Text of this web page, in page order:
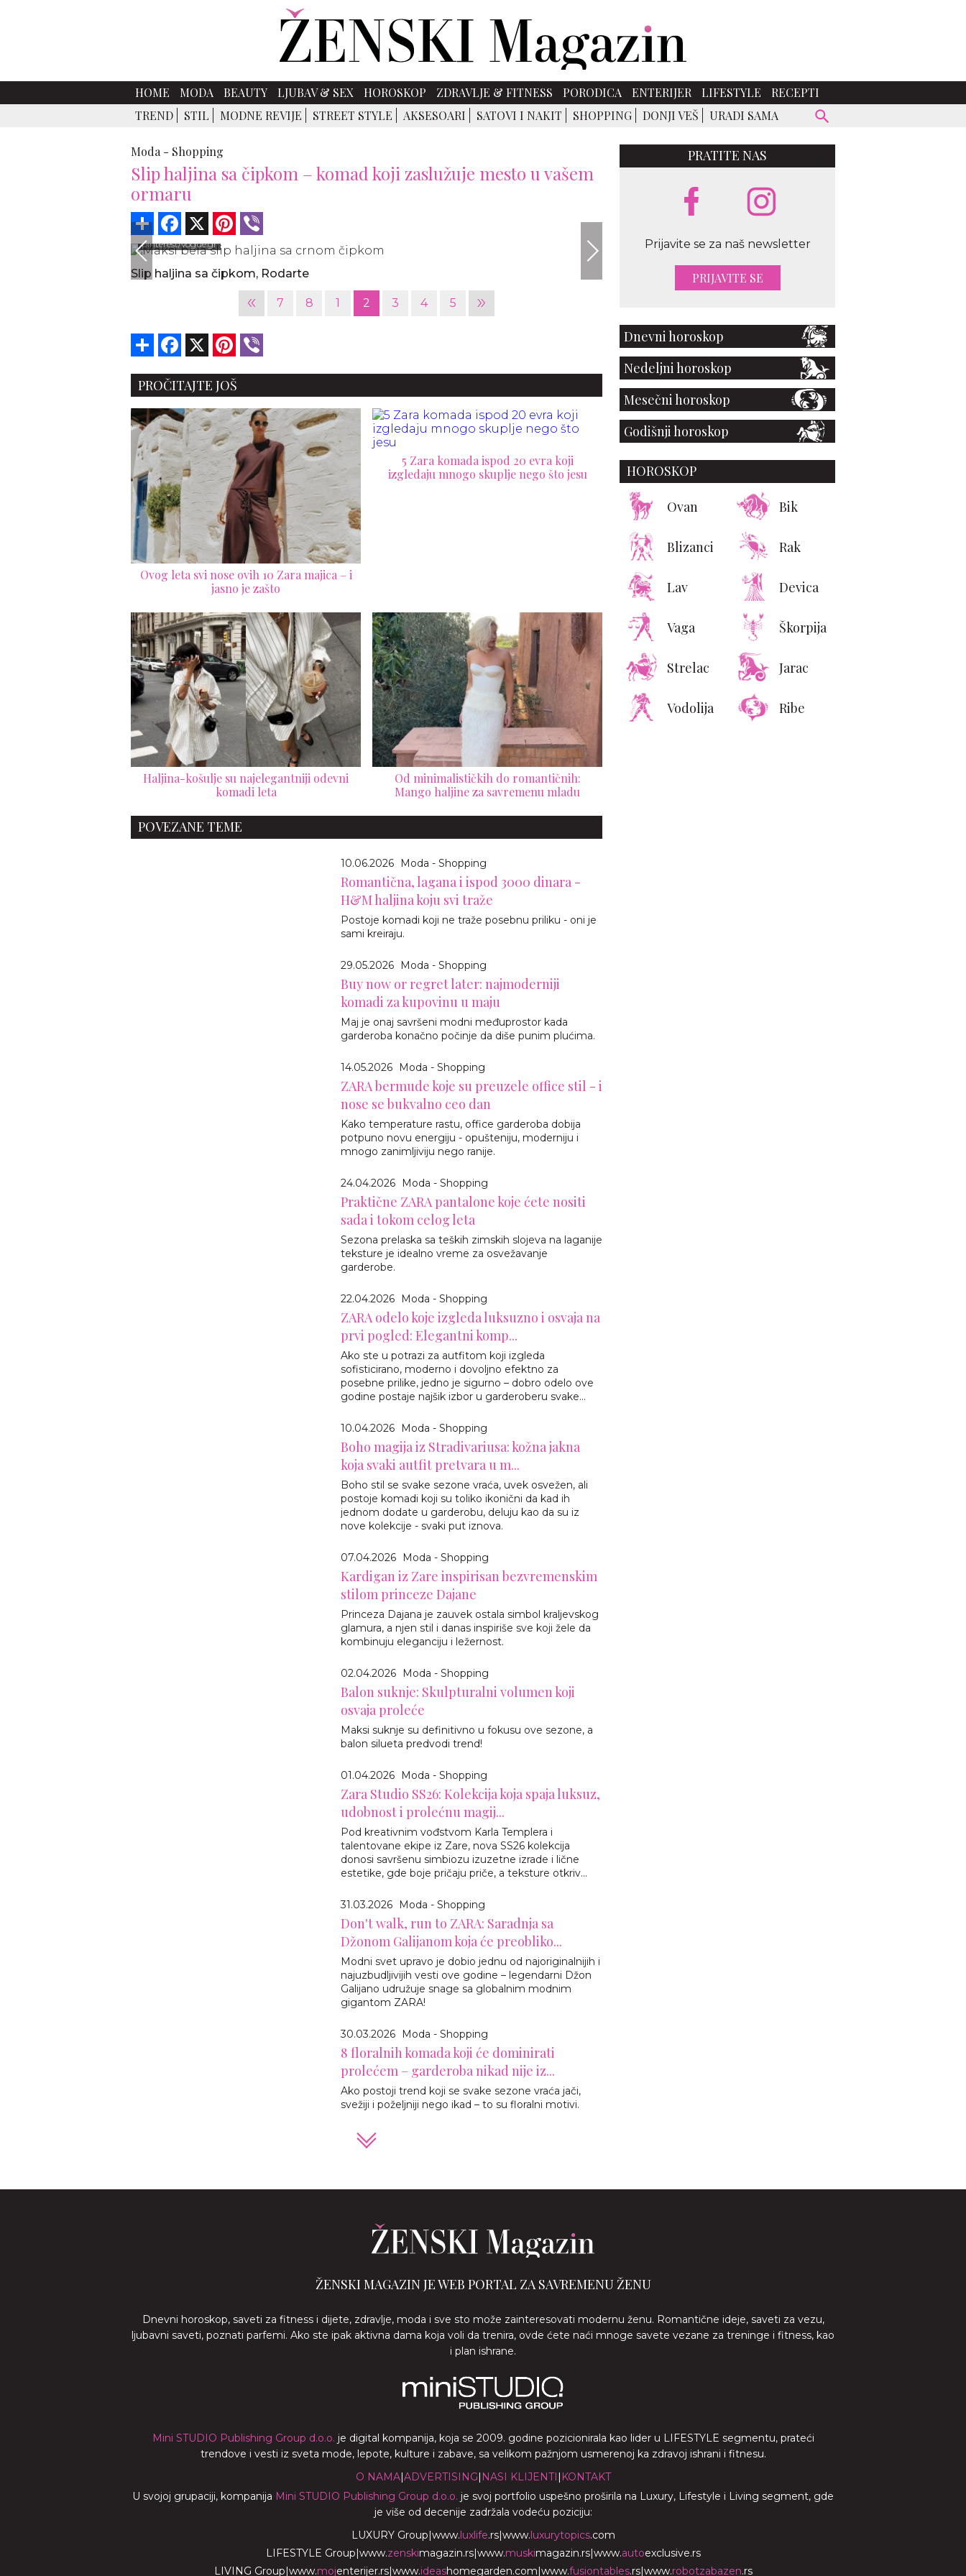
HOME MODA BEAUTY LJUBAV & SEX HOROSKOP ZDRAVLJE & FITNESS PORODICA ENTERIJER LIFESTYLE
RECEPTI
TREND
STIL MODNE REVIJE STREET STYLE AKSESOARI SATOVI I NAKIT SHOPPING DONJI VEŠ URADI SAMA
Moda - Shopping
Slip haljina sa čipkom – komad koji zaslužuje mesto u vašem
ormaru
Share Facebook Pinterest
pinterest/vogue.gr pinterest/vogue.gr
Slip haljina sa čipkom, Rodarte
« 7 8 1 2 3 4 5 »
Share Facebook Pinterest
PROČITAJTE JOŠ
Ovog leta svi nose ovih 10 Zara majica – i
jasno je zašto
5 Zara komada ispod 20 evra koji
izgledaju mnogo skuplje nego što jesu
Haljina-košulje su najelegantniji odevni
komadi leta
Od minimalističkih do romantičnih:
Mango haljine za savremenu mladu
POVEZANE TEME
10.06.2026 Moda - Shopping
Romantična, lagana i ispod 3000 dinara -
H&M haljina koju svi traže
Postoje komadi koji ne traže posebnu priliku - oni je
sami kreiraju.
29.05.2026 Moda - Shopping
Buy now or regret later: najmoderniji
komadi za kupovinu u maju
Maj je onaj savršeni modni međuprostor kada
garderoba konačno počinje da diše punim plućima.
14.05.2026 Moda - Shopping
ZARA bermude koje su preuzele office stil - i
nose se bukvalno ceo dan
Kako temperature rastu, office garderoba dobija
potpuno novu energiju - opušteniju, moderniju i
mnogo zanimljiviju nego ranije.
24.04.2026 Moda - Shopping
Praktične ZARA pantalone koje ćete nositi
sada i tokom celog leta
Sezona prelaska sa teških zimskih slojeva na laganije
teksture je idealno vreme za osvežavanje
garderobe.
22.04.2026 Moda - Shopping
ZARA odelo koje izgleda luksuzno i osvaja na
prvi pogled: Elegantni komp...
Ako ste u potrazi za autfitom koji izgleda
sofisticirano, moderno i dovoljno efektno za
posebne prilike, jedno je sigurno – dobro odelo ove
godine postaje najšik izbor u garderoberu svake...
10.04.2026 Moda - Shopping
Boho magija iz Stradivariusa: kožna jakna
koja svaki autfit pretvara u m...
Boho stil se svake sezone vraća, uvek osvežen, ali
postoje komadi koji su toliko ikonični da kad ih
jednom dodate u garderobu, deluju kao da su iz
nove kolekcije - svaki put iznova.
07.04.2026 Moda - Shopping
Kardigan iz Zare inspirisan bezvremenskim
stilom princeze Dajane
Princeza Dajana je zauvek ostala simbol kraljevskog
glamura, a njen stil i danas inspiriše sve koji žele da
kombinuju eleganciju i ležernost.
02.04.2026 Moda - Shopping
Balon suknje: Skulpturalni volumen koji
osvaja proleće
Maksi suknje su definitivno u fokusu ove sezone, a
balon silueta predvodi trend!
01.04.2026 Moda - Shopping
Zara Studio SS26: Kolekcija koja spaja luksuz,
udobnost i prolećnu magij...
Pod kreativnim vođstvom Karla Templera i
talentovane ekipe iz Zare, nova SS26 kolekcija
donosi savršenu simbiozu izuzetne izrade i lične
estetike, gde boje pričaju priče, a teksture otkriv...
31.03.2026 Moda - Shopping
Don't walk, run to ZARA: Saradnja sa
Džonom Galijanom koja će preobliko...
Modni svet upravo je dobio jednu od najoriginalnijih i
najuzbudljivijih vesti ove godine – legendarni Džon
Galijano udružuje snage sa globalnim modnim
gigantom ZARA!
30.03.2026 Moda - Shopping
8 floralnih komada koji će dominirati
prolećem – garderoba nikad nije iz...
Ako postoji trend koji se svake sezone vraća jači,
svežiji i poželjniji nego ikad – to su floralni motivi.
PRATITE NAS
Prijavite se za naš newsletter
PRIJAVITE SE
Dnevni horoskop
Nedeljni horoskop
Mesečni horoskop
Godišnji horoskop
HOROSKOP
Ovan Bik
Blizanci Rak
Lav Devica
Vaga Škorpija
Strelac Jarac
Vodolija Ribe
ŽENSKI MAGAZIN JE WEB PORTAL ZA SAVREMENU ŽENU
Dnevni horoskop, saveti za fitness i dijete, zdravlje, moda i sve sto može zainteresovati modernu ženu. Romantične ideje, saveti za vezu,
ljubavni saveti, poznati parfemi. Ako ste ipak aktivna dama koja voli da trenira, ovde ćete naći mnoge savete vezane za treninge i fitness, kao
i plan ishrane.
Mini STUDIO Publishing Group d.o.o. je digital kompanija, koja se 2009. godine pozicionirala kao lider u LIFESTYLE segmentu, prateći
trendove i vesti iz sveta mode, lepote, kulture i zabave, sa velikom pažnjom usmerenoj ka zdravoj ishrani i fitnesu.
O NAMA|ADVERTISING| NASI KLIJENTI | KONTAKT
U svojoj grupaciji, kompanija Mini STUDIO Publishing Group d.o.o. je svoj portfolio uspešno proširila na Luxury, Lifestyle i Living segment, gde
je više od decenije zadržala vodeću poziciju:
LUXURY Group|www.luxlife.rs|www.luxurytopics.com
LIFESTYLE Group|www.zenskimagazin.rs|www.muskimagazin.rs|www.autoexclusive.rs
LIVING Group|www.mojenterijer.rs|www.ideashomegarden.com|www.fusiontables.rs|www.robotzabazen.rs